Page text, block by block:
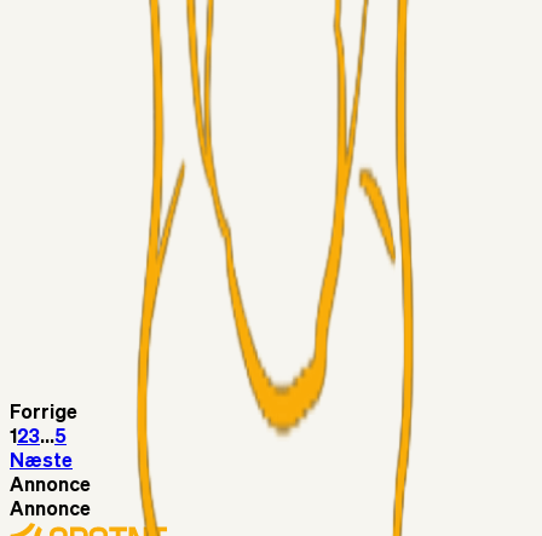
RasmusStephansen04. aug. 2026
Nørgaards Lever Hug, Skaktræk Mod En Utålmodig
RasmusStephansen 04. aug. 2026
Har GFH løsnet grebet...?
Superliga-truppen
04. aug. 2026
Medie: Tahirovic til Celtic for samlet 6 mio Euro
Superliga-truppen
03. aug. 2026
Kunne Sami Jalal være den næste offensive brik? 🤔💛💙
Forrige
1 23...5
Næste
Annonce
Annonce